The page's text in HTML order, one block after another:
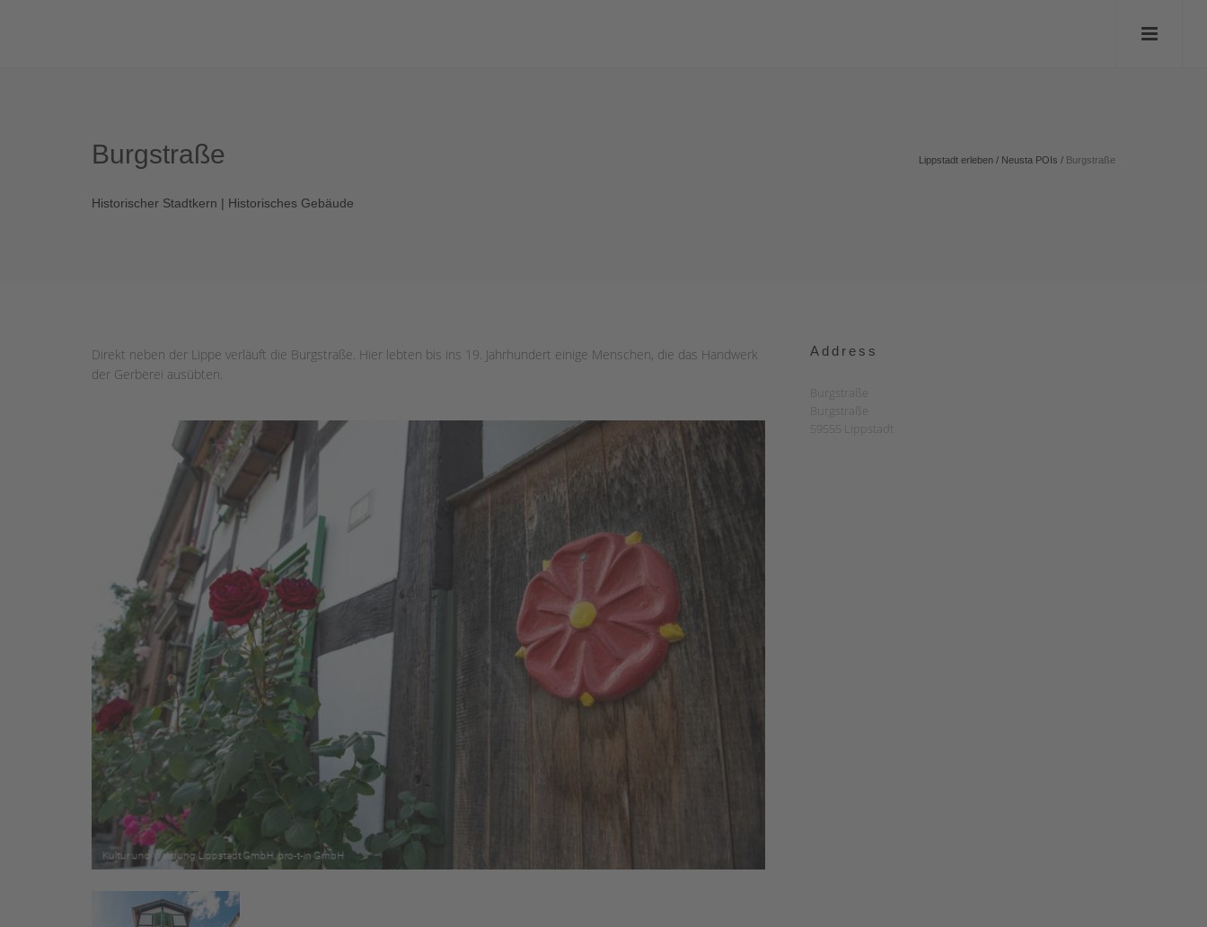
Burgstraße
Historischer Stadtkern | Historisches Gebäude
Lippstadt erleben / Neusta POIs / Burgstraße
Direkt neben der Lippe verläuft die Burgstraße. Hier lebten bis ins 19. Jahrhundert einige Menschen, die das Handwerk
der Gerberei ausübten.
Address
Burgstraße
Burgstraße
59555 Lippstadt